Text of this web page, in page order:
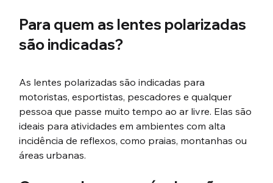
Para quem as lentes polarizadas
são indicadas?
As lentes polarizadas são indicadas para
motoristas, esportistas, pescadores e qualquer
pessoa que passe muito tempo ao ar livre. Elas são
ideais para atividades em ambientes com alta
incidência de reflexos, como praias, montanhas ou
áreas urbanas.